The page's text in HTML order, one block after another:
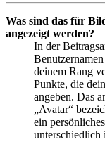
Was sind das für
angezeigt werden?
In der
deinem Rang
Punkte, die
angeben. Das
„Avatar“
ein
unterschiedlich